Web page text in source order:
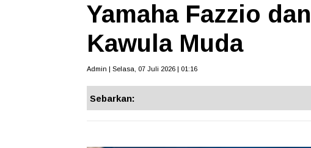
Yamaha Fazzio
Kawula Muda
Admin | Selasa, 07 Juli 2026 | 01:16
Sebarkan: